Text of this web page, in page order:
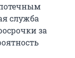
служба
за